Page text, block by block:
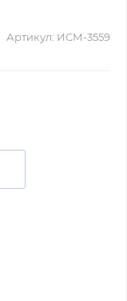
Артикул: ИСМ-3559